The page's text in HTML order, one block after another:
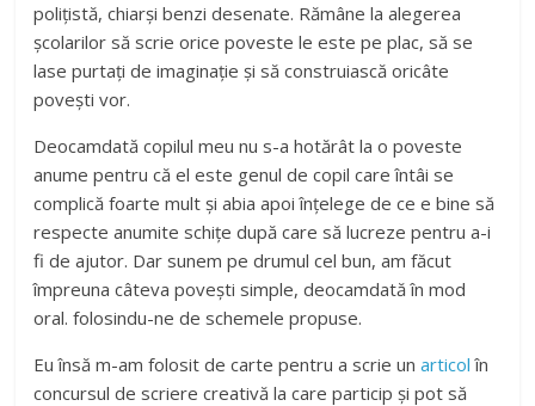
polițistă, chiarși benzi desenate. Rămâne la alegerea
școlarilor să scrie orice poveste le este pe plac, să se
lase purtați de imaginație și să construiască oricâte
povești vor.
Deocamdată copilul meu nu s-a hotărât la o poveste
anume pentru că el este genul de copil care întâi se
complică foarte mult și abia apoi înțelege de ce e bine să
respecte anumite schițe după care să lucreze pentru a-i
fi de ajutor. Dar sunem pe drumul cel bun, am făcut
împreuna câteva povești simple, deocamdată în mod
oral. folosindu-ne de schemele propuse.
Eu însă m-am folosit de carte pentru a scrie unarticol în
concursul de scriere creativă la care particip și pot să